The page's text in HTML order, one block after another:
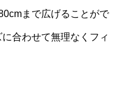
まで広げることがで
合わせて無理なくフィ